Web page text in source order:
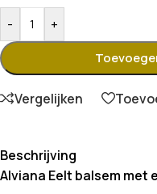
- +
Vergelijken
Beschrijving
Alviana Eelt balsem met